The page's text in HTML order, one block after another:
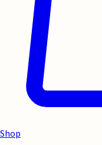
Shop